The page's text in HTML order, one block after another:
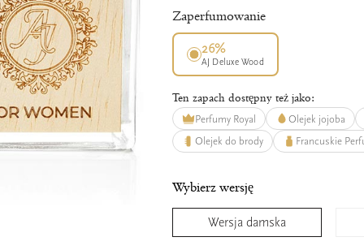
Zaperfumowanie
26%
AJ Deluxe Wood
Ten zapach dostępny też jako:
Perfumy Royal Olejek jojoba
Olejek do brody
Francuskie
Wybierz wersję
Wersja damska